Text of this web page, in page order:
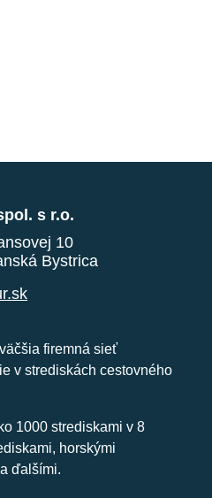
s r.o.
10
Bystrica
firemná sieť
v strediskách cestovného
1000 strediskami v 8
horskými
ďalšími.